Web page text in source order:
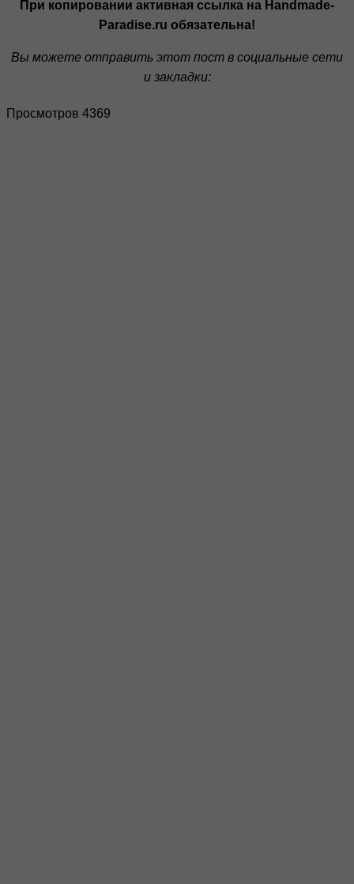
При копировании активная ссылка на Handmade-
Paradise.ru обязательна!
Вы можете отправить этот пост в социальные сети
и закладки:
Просмотров 4369